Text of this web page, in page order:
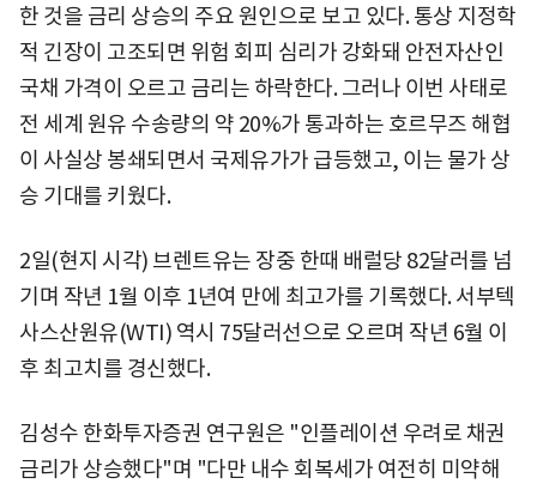
한 것을 금리 상승의 주요 원인으로 보고 있다. 통상 지정학
적 긴장이 고조되면 위험 회피 심리가 강화돼 안전자산인
국채 가격이 오르고 금리는 하락한다. 그러나 이번 사태로
전 세계 원유 수송량의 약 20%가 통과하는 호르무즈 해협
이 사실상 봉쇄되면서 국제유가가 급등했고, 이는 물가 상
승 기대를 키웠다.
2일(현지 시각) 브렌트유는 장중 한때 배럴당 82달러를 넘
기며 작년 1월 이후 1년여 만에 최고가를 기록했다. 서부텍
사스산원유(WTI) 역시 75달러선으로 오르며 작년 6월 이
후 최고치를 경신했다.
김성수 한화투자증권 연구원은 "인플레이션 우려로 채권
금리가 상승했다"며 "다만 내수 회복세가 여전히 미약해